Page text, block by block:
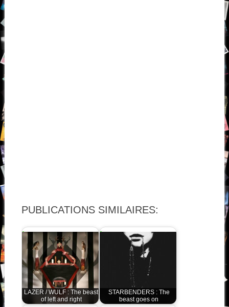
PUBLICATIONS SIMILAIRES:
LAZER / WULF : The beast
of left and right
STARBENDERS : The
beast goes on